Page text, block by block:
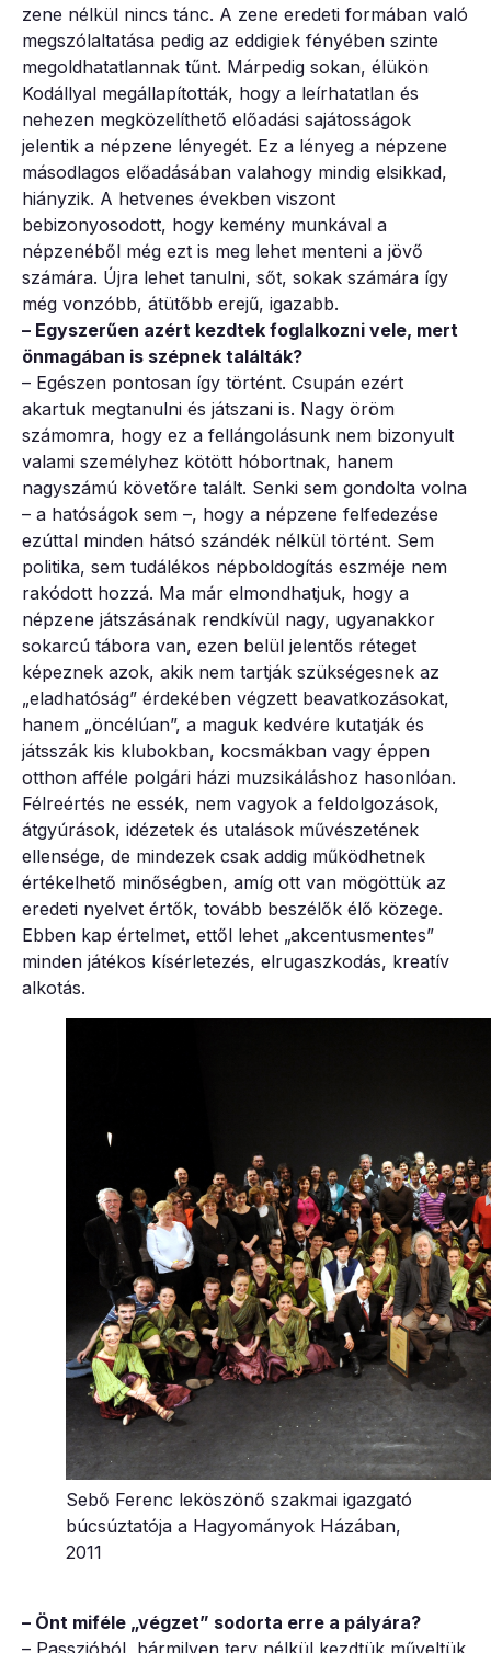
zene nélkül nincs tánc. A zene eredeti formában való
megszólaltatása pedig az eddigiek fényében szinte
megoldhatatlannak tűnt. Márpedig sokan, élükön
Kodállyal megállapították, hogy a leírhatatlan és
nehezen megközelíthető előadási sajátosságok
jelentik a népzene lényegét. Ez a lényeg a népzene
másodlagos előadásában valahogy mindig elsikkad,
hiányzik. A hetvenes években viszont
bebizonyosodott, hogy kemény munkával a
népzenéből még ezt is meg lehet menteni a jövő
számára. Újra lehet tanulni, sőt, sokak számára így
még vonzóbb, átütőbb erejű, igazabb.
– Egyszerűen azért kezdtek foglalkozni vele, mert
önmagában is szépnek találták?
– Egészen pontosan így történt. Csupán ezért
akartuk megtanulni és játszani is. Nagy öröm
számomra, hogy ez a fellángolásunk nem bizonyult
valami személyhez kötött hóbortnak, hanem
nagyszámú követőre talált. Senki sem gondolta volna
– a hatóságok sem –, hogy a népzene felfedezése
ezúttal minden hátsó szándék nélkül történt. Sem
politika, sem tudálékos népboldogítás eszméje nem
rakódott hozzá. Ma már elmondhatjuk, hogy a
népzene játszásának rendkívül nagy, ugyanakkor
sokarcú tábora van, ezen belül jelentős réteget
képeznek azok, akik nem tartják szükségesnek az
„eladhatóság” érdekében végzett beavatkozásokat,
hanem „öncélúan”, a maguk kedvére kutatják és
játsszák kis klubokban, kocsmákban vagy éppen
otthon afféle polgári házi muzsikáláshoz hasonlóan.
Félreértés ne essék, nem vagyok a feldolgozások,
átgyúrások, idézetek és utalások művészetének
ellensége, de mindezek csak addig működhetnek
értékelhető minőségben, amíg ott van mögöttük az
eredeti nyelvet értők, tovább beszélők élő közege.
Ebben kap értelmet, ettől lehet „akcentusmentes”
minden játékos kísérletezés, elrugaszkodás, kreatív
alkotás.
Sebő Ferenc leköszönő szakmai igazgató
búcsúztatója a Hagyományok Házában,
2011
– Önt miféle „végzet” sodorta erre a pályára?
– Passzióból, bármilyen terv nélkül kezdtük műveltük